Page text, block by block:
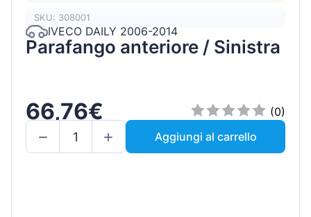
SKU: 308001
IVECO DAILY 2006-2014
Parafango anteriore / Sinistra
66,76€
(0)
Aggiungi al carrello